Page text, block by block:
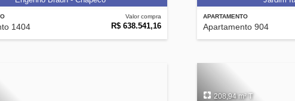
1404
Valor compra
R$ 638.541,16
APARTAMENTO
Apartamento 904
208,94 m² T